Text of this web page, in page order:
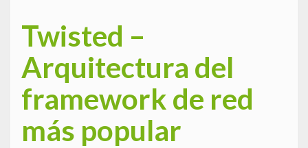
Twisted –
Arquitectura del
framework de red
más popular